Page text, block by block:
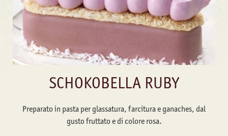
SCHOKOBELLA RUBY
Preparato in pasta per glassatura, farcitura e ganaches, dal
gusto fruttato e di colore rosa.